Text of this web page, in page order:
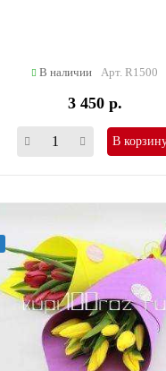
В наличии Арт. R1500
3 450 р.
В